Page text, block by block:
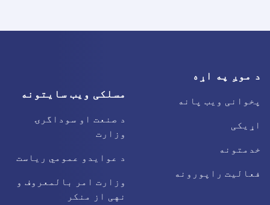
د موږ په اړه
پخوانی ویب پانه
اړیکی
خدمتونه
فعالیت راپورونه
مسلکی ویب سایتونه
د صنعت او سوداگرۍ
وزارت
د عوایدو عمومي ریاست
وزارت امر بالمعروف و
نهی از منکر